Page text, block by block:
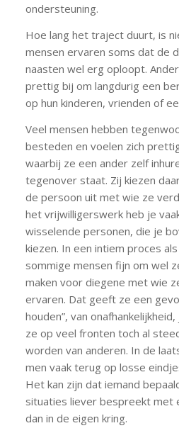
ondersteuning.
Hoe lang het traject duurt, is
mensen ervaren soms dat de
naasten wel erg oploopt.
prettig bij om langdurig een
op hun kinderen, vrienden of
Veel mensen hebben
besteden en voelen zich
waarbij ze een ander zelf
tegenover staat. Zij kiezen
de persoon uit met wie ze
het vrijwilligerswerk heb je
wisselende personen, die je
kiezen. In een intiem proces
sommige mensen fijn om wel
maken voor diegene met wie
ervaren. Dat geeft ze een
houden”, van
ze op veel fronten toch al
worden van anderen. In de
men vaak terug op losse
Het kan zijn dat iemand
situaties liever bespreekt met
dan in de eigen kring.